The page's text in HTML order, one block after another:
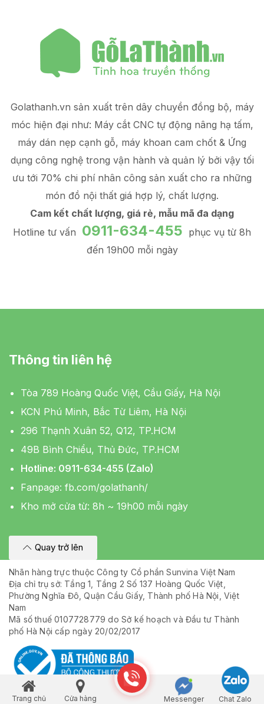
Golathanh.vn sản xuất trên dây chuyền đồng bộ, máy
móc hiện đại như: Máy cắt CNC tự động nâng hạ tấm,
máy dán nẹp cạnh gỗ, máy khoan cam chốt & Ứng
dụng công nghệ trong vận hành và quản lý bởi vậy tối
ưu tới 70% chi phí nhân công sản xuất cho ra những
món đồ nội thất giá hợp lý, chất lượng.
Cam kết chất lượng, giá rẻ, mẫu mã đa dạng
Hotline tư vấn 0911-634-455 phục vụ từ 8h
đến 19h00 mỗi ngày
Trang chủ
Cửa hàng
Messenger Chat Zalo
Thông tin liên hệ
Tòa 789 Hoàng Quốc Việt, Cầu Giấy, Hà Nội
KCN Phú Minh, Bắc Từ Liêm, Hà Nội
296 Thạnh Xuân 52, Q12, TP.HCM
49B Bình Chiểu, Thủ Đức, TP.HCM
Hotline: 0911-634-455 (Zalo)
Fanpage: fb.com/golathanh/
Kho mở cửa từ: 8h ~ 19h00 mỗi ngày
Quay trở lên
Nhãn hàng trực thuộc Công ty Cổ phần Sunvina Việt Nam
Địa chỉ trụ sở: Tầng 1, Tầng 2 Số 137 Hoàng Quốc Việt,
Phường Nghĩa Đô, Quận Cầu Giấy, Thành phố Hà Nội, Việt
Nam
Mã số thuế 0107728779 do Sở kế hoạch và Đầu tư Thành
phố Hà Nội cấp ngày 20/02/2017